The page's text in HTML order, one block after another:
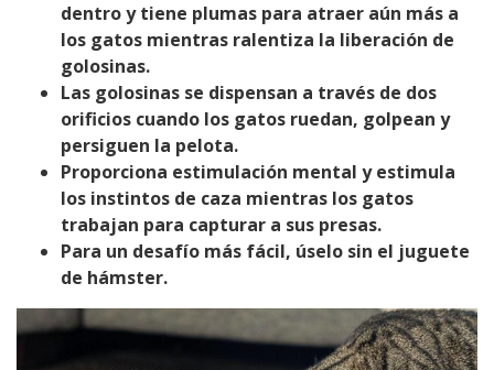
dentro y tiene plumas para atraer aún más a
los gatos mientras ralentiza la liberación de
golosinas.
Las golosinas se dispensan a través de dos
orificios cuando los gatos ruedan, golpean y
persiguen la pelota.
Proporciona estimulación mental y estimula
los instintos de caza mientras los gatos
trabajan para capturar a sus presas.
Para un desafío más fácil, úselo sin el juguete
de hámster.